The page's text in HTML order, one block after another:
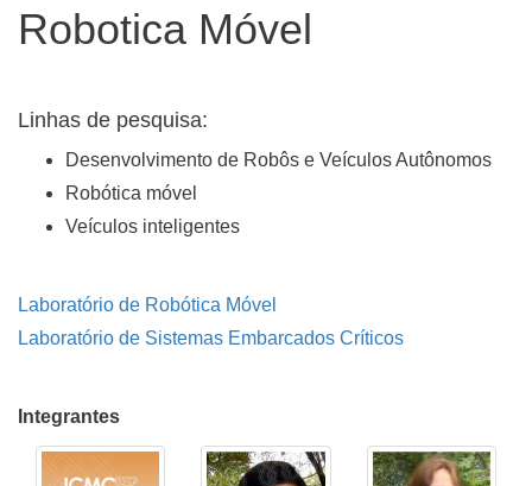
Robotica Móvel
Linhas de pesquisa:
Desenvolvimento de Robôs e Veículos Autônomos
Robótica móvel
Veículos inteligentes
Laboratório de Robótica Móvel
Laboratório de Sistemas Embarcados Críticos
Integrantes